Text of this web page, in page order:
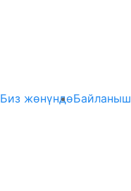
Биз жөнүндөБайланыш